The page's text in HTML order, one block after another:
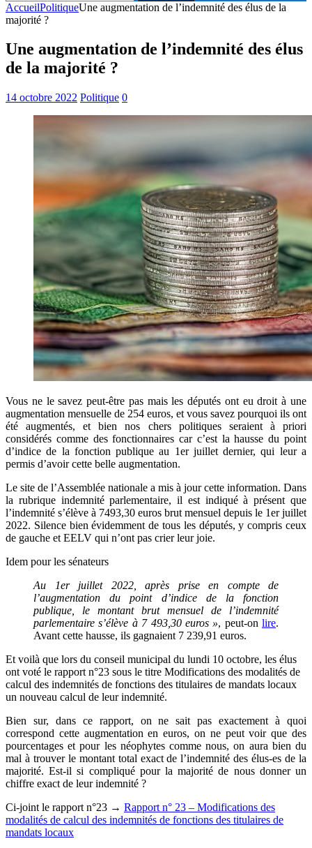
AccueilPolitiqueUne augmentation de l’indemnité des élus de la
majorité ?
Une augmentation de l’indemnité des élus
de la majorité ?
14 octobre 2022 Politique 0
Vous ne le savez peut-être pas mais les députés ont eu droit à une
augmentation mensuelle de 254 euros, et vous savez pourquoi ils ont
été augmentés, et bien nos chers politiques seraient à priori
considérés comme des fonctionnaires car c’est la hausse du point
d’indice de la fonction publique au 1er juillet dernier, qui leur a
permis d’avoir cette belle augmentation.
Le site de l’Assemblée nationale a mis à jour cette information. Dans
la rubrique indemnité parlementaire, il est indiqué à présent que
l’indemnité s’élève à 7493,30 euros brut mensuel depuis le 1er juillet
2022. Silence bien évidemment de tous les députés, y compris ceux
de gauche et EELV qui n’ont pas crier leur joie.
Idem pour les sénateurs
Au 1er juillet 2022, après prise en compte de
l’augmentation du point d’indice de la fonction
publique, le montant brut mensuel de l’indemnité
parlementaire s’élève à 7 493,30 euros », peut-on lire.
Avant cette hausse, ils gagnaient 7 239,91 euros.
Et voilà que lors du conseil municipal du lundi 10 octobre, les élus
ont voté le rapport n°23 sous le titre Modifications des modalités de
calcul des indemnités de fonctions des titulaires de mandats locaux
un nouveau calcul de leur indemnité.
Bien sur, dans ce rapport, on ne sait pas exactement à quoi
correspond cette augmentation en euros, on ne peut voir que des
pourcentages et pour les néophytes comme nous, on aura bien du
mal à trouver le montant total exact de l’indemnité des élus-es de la
majorité. Est-il si compliqué pour la majorité de nous donner un
chiffre exact de leur indemnité ?
Ci-joint le rapport n°23 → Rapport n° 23 – Modifications des
modalités de calcul des indemnités de fonctions des titulaires de
mandats locaux